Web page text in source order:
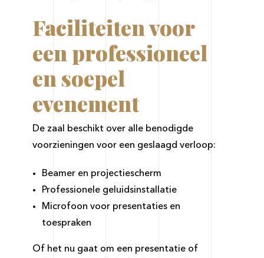
Faciliteiten voor
een professioneel
en soepel
evenement
De zaal beschikt over alle benodigde
voorzieningen voor een geslaagd verloop:
Beamer en projectiescherm
Professionele geluidsinstallatie
Microfoon voor presentaties en
toespraken
Of het nu gaat om een presentatie of